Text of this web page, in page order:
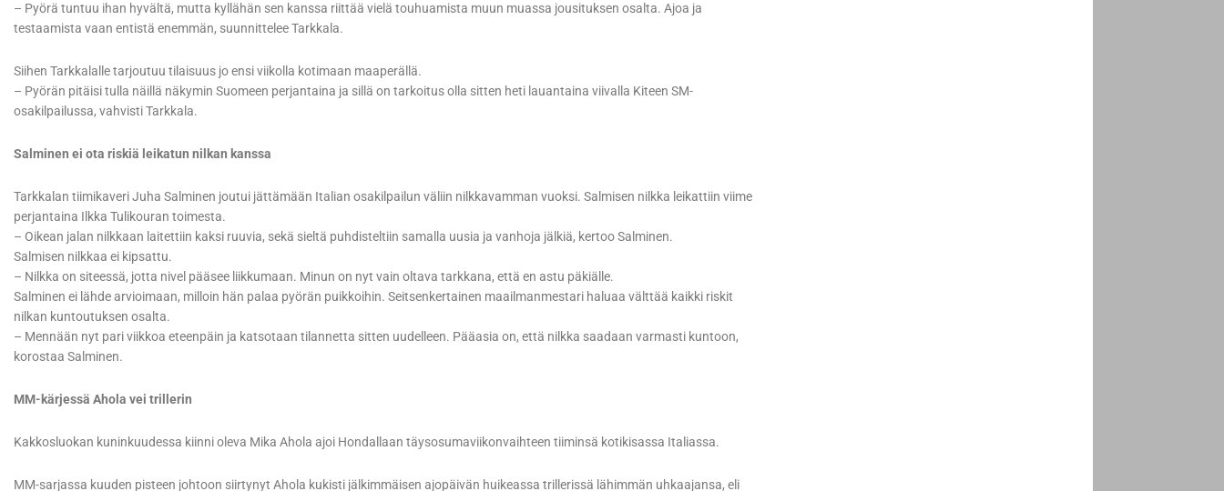
– Pyörä tuntuu ihan hyvältä, mutta kyllähän sen kanssa riittää vielä touhuamista muun muassa jousituksen osalta. Ajoa ja
testaamista vaan entistä enemmän, suunnittelee Tarkkala.
Siihen Tarkkalalle tarjoutuu tilaisuus jo ensi viikolla kotimaan maaperällä.
– Pyörän pitäisi tulla näillä näkymin Suomeen perjantaina ja sillä on tarkoitus olla sitten heti lauantaina viivalla Kiteen SM-
osakilpailussa, vahvisti Tarkkala.
Salminen ei ota riskiä leikatun nilkan kanssa
Tarkkalan tiimikaveri Juha Salminen joutui jättämään Italian osakilpailun väliin nilkkavamman vuoksi. Salmisen nilkka leikattiin viime
perjantaina Ilkka Tulikouran toimesta.
– Oikean jalan nilkkaan laitettiin kaksi ruuvia, sekä sieltä puhdisteltiin samalla uusia ja vanhoja jälkiä, kertoo Salminen.
Salmisen nilkkaa ei kipsattu.
– Nilkka on siteessä, jotta nivel pääsee liikkumaan. Minun on nyt vain oltava tarkkana, että en astu päkiälle.
Salminen ei lähde arvioimaan, milloin hän palaa pyörän puikkoihin. Seitsenkertainen maailmanmestari haluaa välttää kaikki riskit
nilkan kuntoutuksen osalta.
– Mennään nyt pari viikkoa eteenpäin ja katsotaan tilannetta sitten uudelleen. Pääasia on, että nilkka saadaan varmasti kuntoon,
korostaa Salminen.
MM-kärjessä Ahola vei trillerin
Kakkosluokan kuninkuudessa kiinni oleva Mika Ahola ajoi Hondallaan täysosumaviikonvaihteen tiiminsä kotikisassa Italiassa.
MM-sarjassa kuuden pisteen johtoon siirtynyt Ahola kukisti jälkimmäisen ajopäivän huikeassa trillerissä lähimmän uhkaajansa, eli